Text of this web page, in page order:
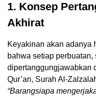
1. Konsep
Akhirat
Keyakinan akan adanya
bahwa setiap
dipertanggungjawabkan
Qur’an, Surah Al-
“Barangsiapa